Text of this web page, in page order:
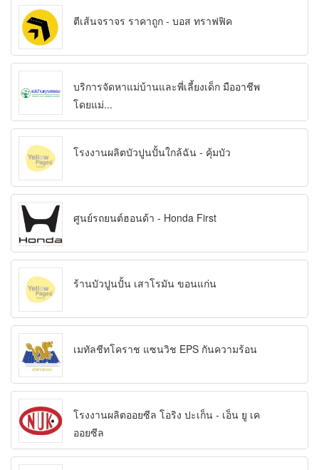
ตีเส้นจราจร ราคาถูก - บอส ทราฟฟิค
บริการจัดหาแม่บ้านและพี่เลี้ยงเด็ก มืออาชีพ
โดยแม่...
โรงงานผลิตบัวปูนปั้นใกล้ฉัน - คุ้มบัว
ศูนย์รถยนต์ฮอนด้า - Honda First
ร้านบัวปูนปั้น เสาโรมัน ขอนแก่น
เมทัลชีทโคราช แซนวิช EPS กันความร้อน
โรงงานผลิตออยซีล โอริง ปะเก็น - เอ็น ยู เค
ออยซีล